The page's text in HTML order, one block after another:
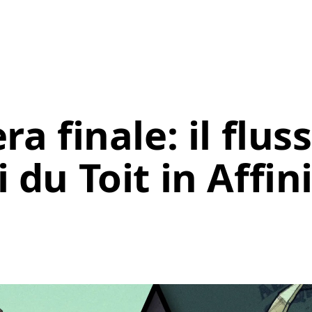
finale: il
du Toit in